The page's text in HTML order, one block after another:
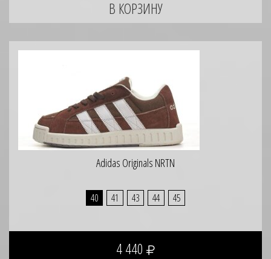
Adidas Originals NRTN
40 41 43 44 45
4 440